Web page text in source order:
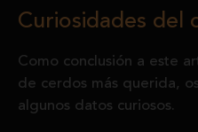
Curiosidades del
Como conclusión a este
de cerdos más querida,
algunos datos curiosos.